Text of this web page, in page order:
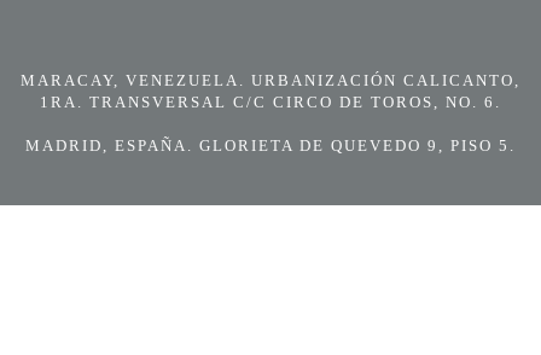
MARACAY, VENEZUELA. URBANIZACIÓN CALICANTO,
1RA. TRANSVERSAL C/C CIRCO DE TOROS, NO. 6.
MADRID, ESPAÑA. GLORIETA DE QUEVEDO 9, PISO 5.